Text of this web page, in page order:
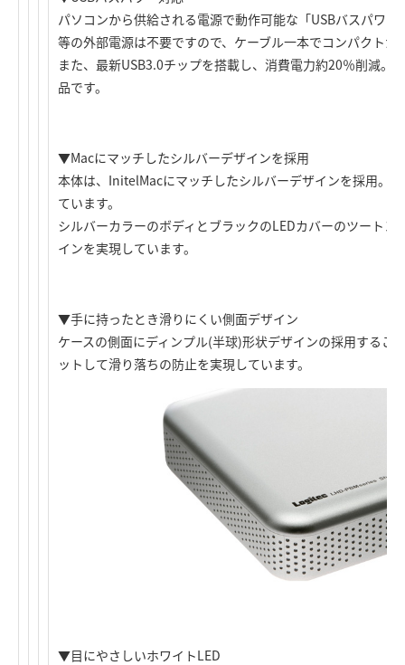
パソコンから供給される電源で動作可能な「USBバスパワ
等の外部電源は不要ですので、ケーブル一本でコンパクト
また、最新USB3.0チップを搭載し、消費電力約20％削減。
品です。
▼Macにマッチしたシルバーデザインを採用
本体は、InitelMacにマッチしたシルバーデザインを採用。
ています。
シルバーカラーのボディとブラックのLEDカバーのツート
インを実現しています。
▼手に持ったとき滑りにくい側面デザイン
ケースの側面にディンプル(半球)形状デザインの採用するこ
ットして滑り落ちの防止を実現しています。
▼目にやさしいホワイトLED